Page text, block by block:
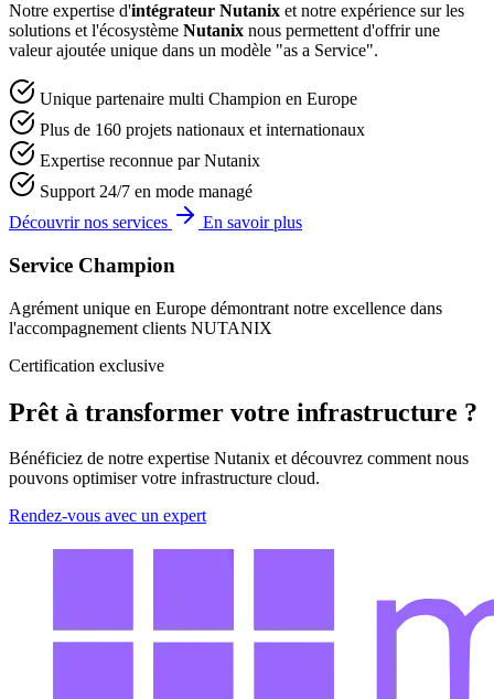
Notre expertise d'intégrateur Nutanix et notre expérience sur les
solutions et l'écosystème Nutanix nous permettent d'offrir une
valeur ajoutée unique dans un modèle "as a Service".
Unique partenaire multi Champion en Europe
Plus de 160 projets nationaux et internationaux
Expertise reconnue par Nutanix
Support 24/7 en mode managé
Découvrir nos services
En savoir plus
Service Champion
Agrément unique en Europe démontrant notre excellence dans
l'accompagnement clients NUTANIX
Certification exclusive
Prêt à transformer votre infrastructure ?
Bénéficiez de notre expertise Nutanix et découvrez comment nous
pouvons optimiser votre infrastructure cloud.
Rendez-vous avec un expert